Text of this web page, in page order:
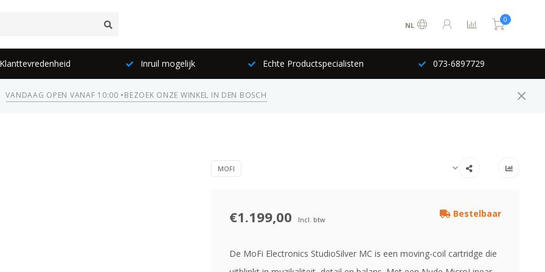
NL
0
Inruil mogelijk Echte Productspecialisten 073-6897729
VANDAAG OPEN VANAF 10:00 •BEZOEK ONZE WINKEL IN DEN BOSCH
MOFI
€1.199,00 Incl. btw
Bestelbaar
De MoFi Electronics StudioSilver MC is een moving-coil cartridge die